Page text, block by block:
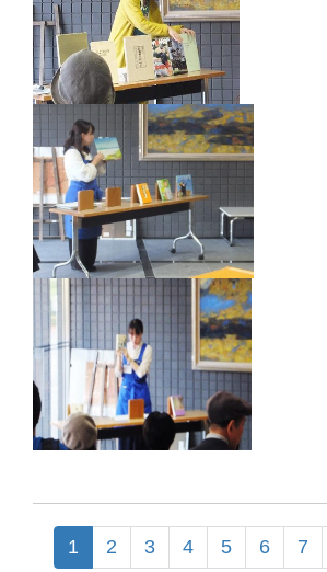
1 2 3 4 5 6 7